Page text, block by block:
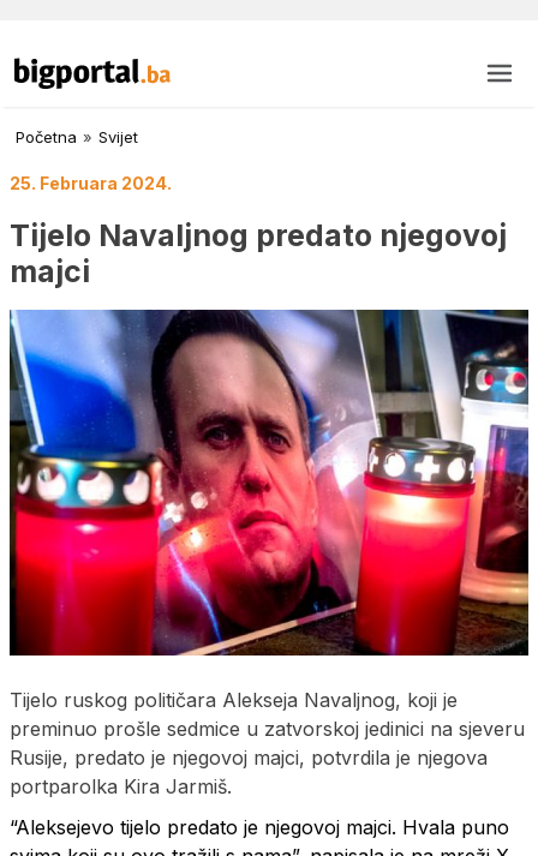
Početna » Svijet
25. Februara 2024.
Tijelo Navaljnog predato njegovoj
majci
Tijelo ruskog političara Alekseja Navaljnog, koji je
preminuo prošle sedmice u zatvorskoj jedinici na sjeveru
Rusije, predato je njegovoj majci, potvrdila je njegova
portparolka Kira Jarmiš.
“Aleksejevo tijelo predato je njegovoj majci. Hvala puno